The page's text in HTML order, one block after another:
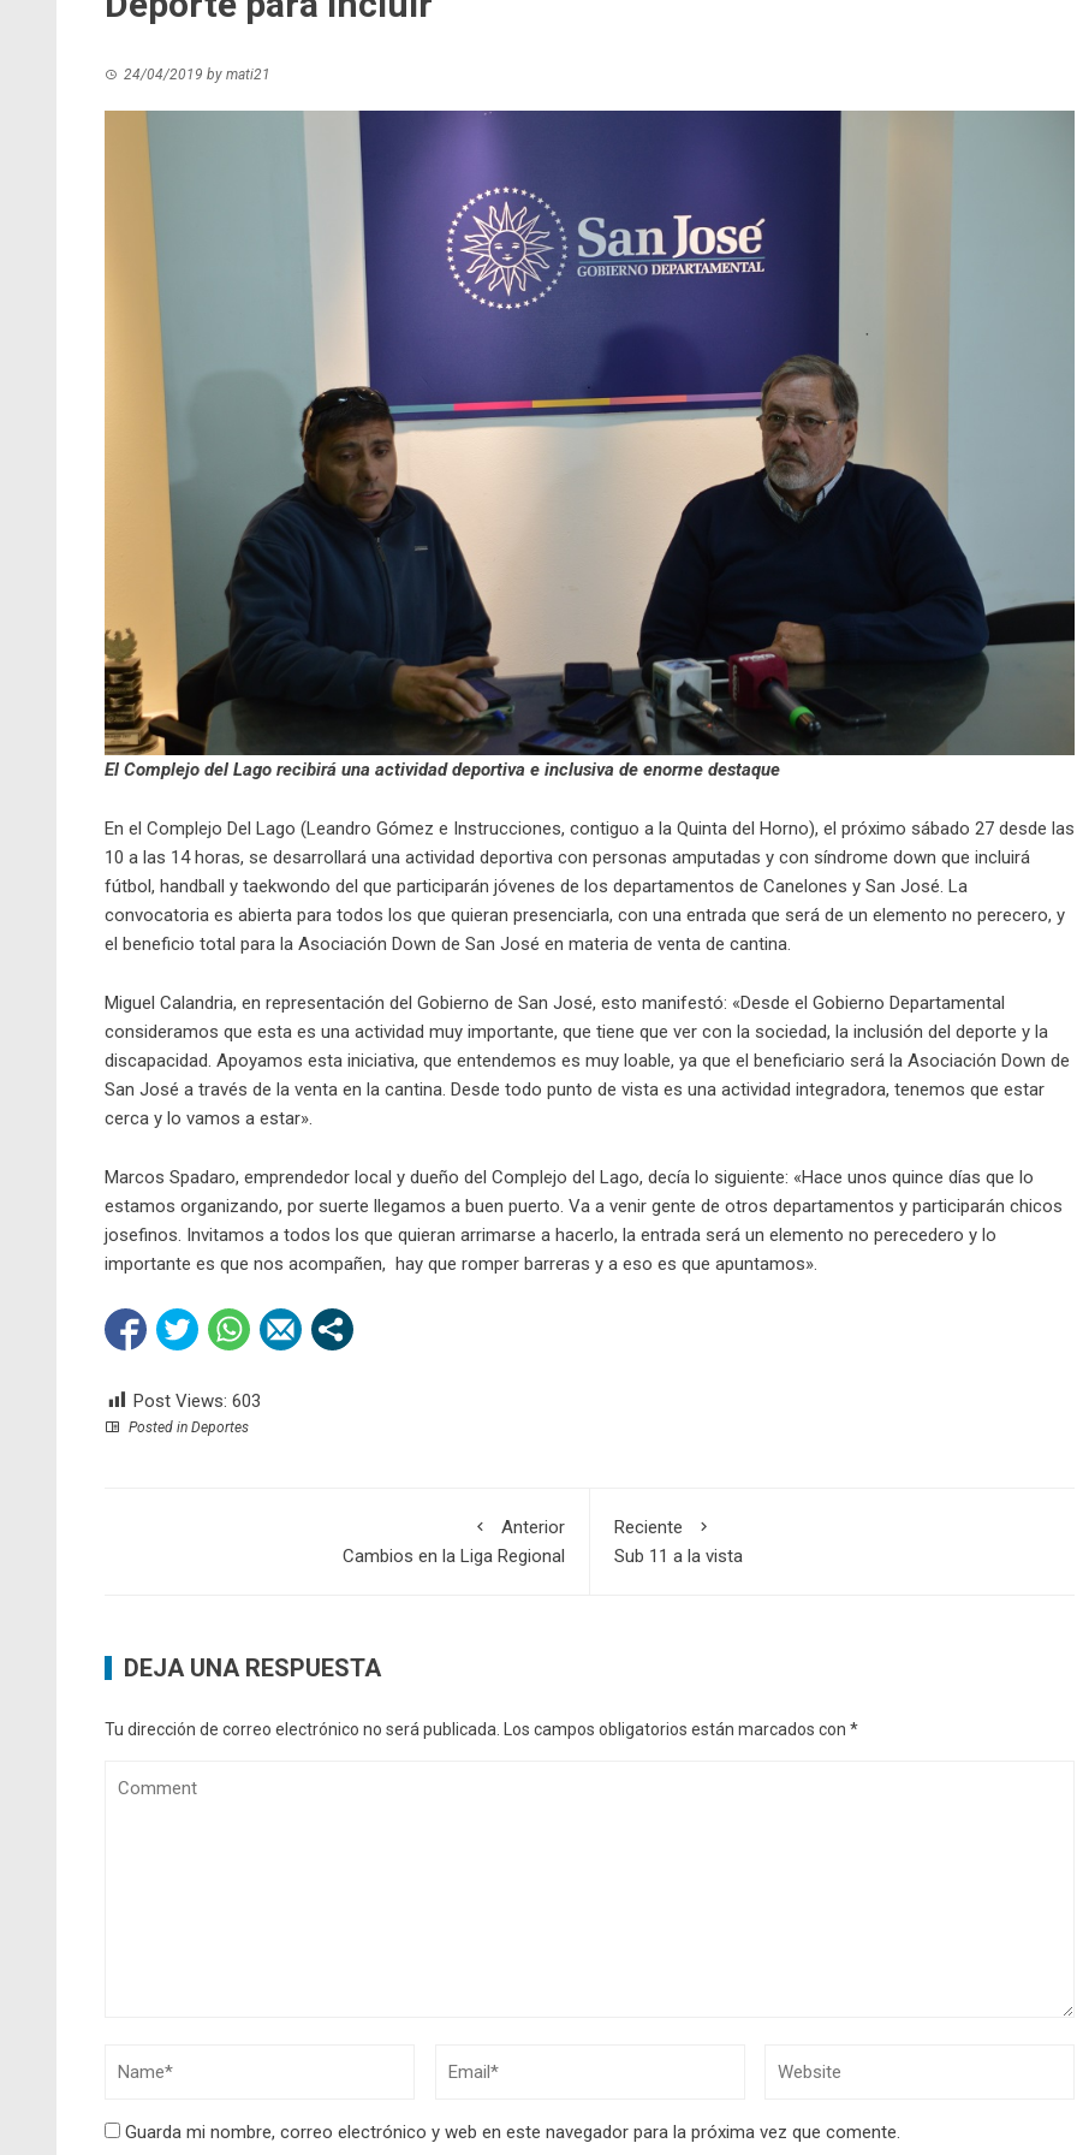
24/04/2019 by mati21
El Complejo del Lago recibirá una actividad deportiva e inclusiva de enorme destaque
En el Complejo Del Lago (Leandro Gómez e Instrucciones, contiguo a la Quinta del Horno), el próximo sábado 27 desde las
10 a las 14 horas, se desarrollará una actividad deportiva con personas amputadas y con síndrome down que incluirá
fútbol, handball y taekwondo del que participarán jóvenes de los departamentos de Canelones y San José. La
convocatoria es abierta para todos los que quieran presenciarla, con una entrada que será de un elemento no perecero, y
el beneficio total para la Asociación Down de San José en materia de venta de cantina.
Miguel Calandria, en representación del Gobierno de San José, esto manifestó: «Desde el Gobierno Departamental
consideramos que esta es una actividad muy importante, que tiene que ver con la sociedad, la inclusión del deporte y la
discapacidad. Apoyamos esta iniciativa, que entendemos es muy loable, ya que el beneficiario será la Asociación Down de
San José a través de la venta en la cantina. Desde todo punto de vista es una actividad integradora, tenemos que estar
cerca y lo vamos a estar».
Marcos Spadaro, emprendedor local y dueño del Complejo del Lago, decía lo siguiente: «Hace unos quince días que lo
estamos organizando, por suerte llegamos a buen puerto. Va a venir gente de otros departamentos y participarán chicos
josefinos. Invitamos a todos los que quieran arrimarse a hacerlo, la entrada será un elemento no perecedero y lo
importante es que nos acompañen, hay que romper barreras y a eso es que apuntamos».
Post Views: 603
Posted in Deportes
Anterior
Cambios en la Liga Regional
Reciente
Sub 11 a la vista
DEJA UNA RESPUESTA
Tu dirección de correo electrónico no será publicada. Los campos obligatorios están marcados con *
Guarda mi nombre, correo electrónico y web en este navegador para la próxima vez que comente.